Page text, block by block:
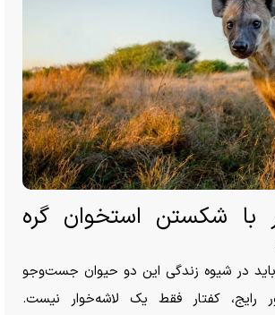
با شکستن استخوان گره
در شیوه زندگی این دو حیوان جست‌و‌جو
رایج، کفتار فقط یک لاشه‌خوار نیست.